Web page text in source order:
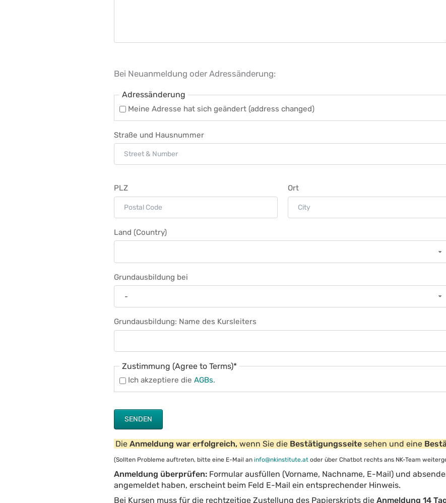
Bei Neuanmeldung oder Adressänderung:
Adressänderung
Meine Adresse hat sich geändert (address changed)
Straße und Hausnummer
PLZ Ort
Land (Country)
Grundausbildung bei
Grundausbildung: Name des Kursleiters
Pflichtfeld
Zustimmung (Agree to Terms)*
Ich akzeptiere dieAGBs.
SENDEN
DieAnmeldung war erfolgreich,wenn Sie die Bestätigungsseitesehen und eine
(Sollten Probleme auftreten, bitte eine E-Mail aninfo@nkinstitute.at oder über Chatbot rechts ans NK-Team
Anmeldung überprüfen: Formular ausfüllen (Vorname, Nachname, E-Mail) und
angemeldet haben, erscheint beim Feld E-Mail ein entsprechender Hinweis.
Bei Kursen muss für die rechtzeitige Zustellung des Papierskripts dieAnmeldung 14